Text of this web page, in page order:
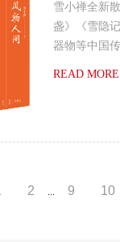
雪小禅全新
盏》《雪隐
器物等中国
READ MORE
2 ... 9 10